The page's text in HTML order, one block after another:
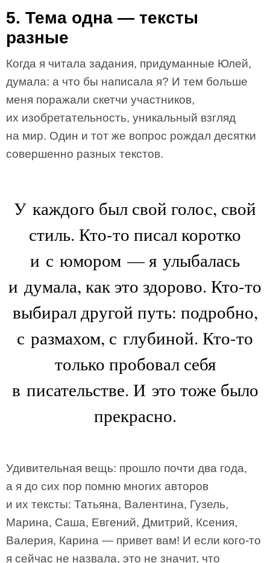
5. Тема одна — тексты
разные
Когда я читала задания, придуманные Юлей,
думала: а что бы написала я? И тем больше
меня поражали скетчи участников,
их изобретательность, уникальный взгляд
на мир. Один и тот же вопрос рождал десятки
совершенно разных текстов.
У каждого был свой голос, свой
стиль. Кто-то писал коротко
и с юмором — я улыбалась
и думала, как это здорово. Кто-то
выбирал другой путь: подробно,
с размахом, с глубиной. Кто-то
только пробовал себя
в писательстве. И это тоже было
прекрасно.
Удивительная вещь: прошло почти два года,
а я до сих пор помню многих авторов
и их тексты: Татьяна, Валентина, Гузель,
Марина, Саша, Евгений, Дмитрий, Ксения,
Валерия, Карина — привет вам! И если кого-то
я сейчас не назвала, это не значит, что